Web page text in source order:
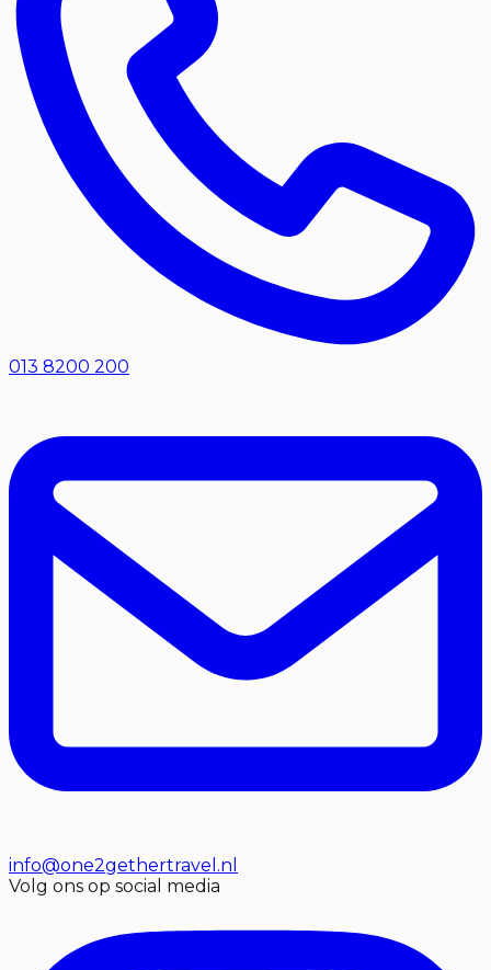
013 8200 200
info@one2gethertravel.nl
Volg ons op social media